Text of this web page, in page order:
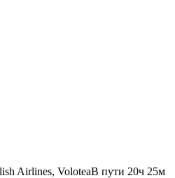
Airlines, VoloteaВ пути 20ч 25м